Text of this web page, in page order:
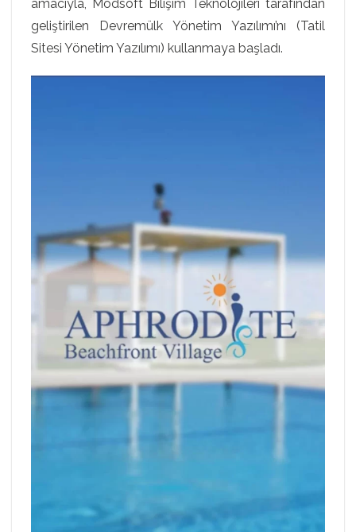
amacıyla, Modsoft Bilişim Teknolojileri tarafından
geliştirilen Devremülk Yönetim Yazılımı’nı (Tatil
Sitesi Yönetim Yazılımı) kullanmaya başladı.